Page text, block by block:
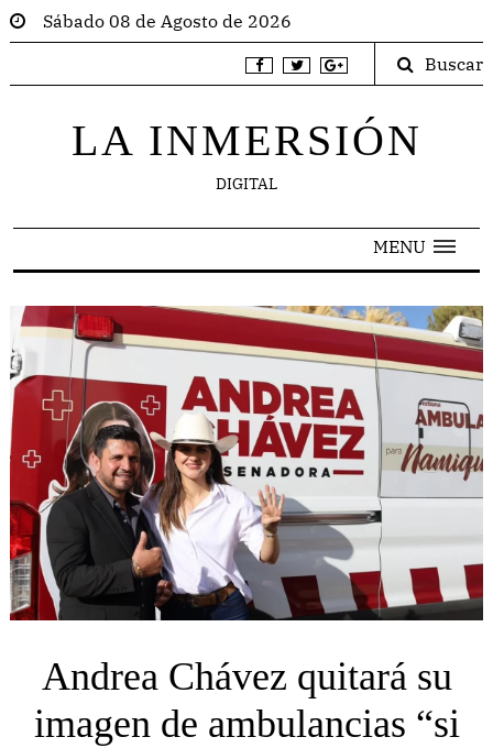
Sábado 08 de Agosto de 2026
Buscar
LA INMERSIÓN
DIGITAL
MENU
Andrea Chávez quitará su
imagen de ambulancias “si